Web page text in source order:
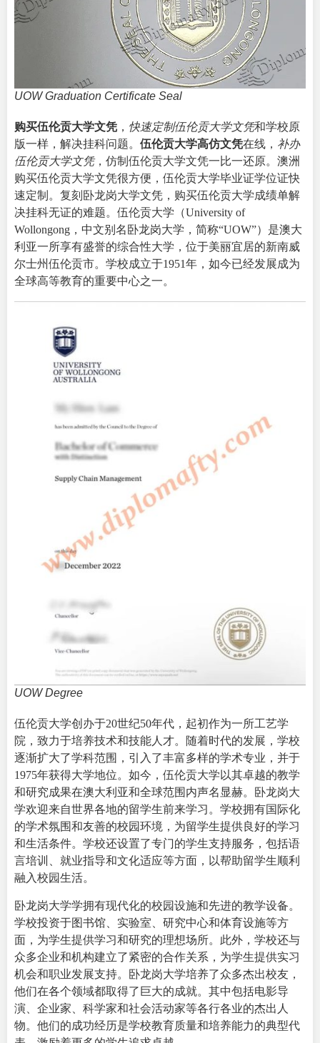
UOW Graduation Certificate Seal
购买伍伦贡大学文凭 ， 快速定制伍伦贡大学文凭和学校原
版一样，解决挂科问题。 伍伦贡大学高仿文凭在线， 补办
伍伦贡大学文凭，仿制伍伦贡大学文凭一比一还原。澳洲
购买伍伦贡大学文凭很方便，伍伦贡大学毕业证学位证快
速定制。复刻卧龙岗大学文凭， 购买伍伦贡大学成绩单解
决挂科无证的难题。伍伦贡大学（University of
Wollongong ，中文别名卧龙岗大学，简称“UOW”）是澳大
利亚一所享有盛誉的综合性大学，位于美丽宜居的新南威
尔士州伍伦贡市。学校成立于1951年，如今已经发展成为
全球高等教育的重要中心之一。
UOW Degree
伍伦贡大学创办于20世纪50年代，起初作为一所工艺学
院，致力于培养技术和技能人才。随着时代的发展，学校
逐渐扩大了学科范围，引入了丰富多样的学术专业，并于
1975年获得大学地位。如今，伍伦贡大学以其卓越的教学
和研究成果在澳大利亚和全球范围内声名显赫。
卧龙岗大
学欢迎来自世界各地的留学生前来学习。学校拥有国际化
的学术氛围和友善的校园环境，为留学生提供良好的学习
和生活条件。学校还设置了专门的学生支持服务，包括语
言培训、就业指导和文化适应等方面，以帮助留学生顺利
融入校园生活。
卧龙岗大学学拥有现代化的校园设施和先进的教学设备。
学校投资于图书馆、实验室、研究中心和体育设施等方
面，为学生提供学习和研究的理想场所。此外，学校还与
众多企业和机构建立了紧密的合作关系，为学生提供实习
机会和职业发展支持。
卧龙岗大学培养了众多杰出校友，
他们在各个领域都取得了巨大的成就。其中包括电影导
演、企业家、科学家和社会活动家等各行各业的杰出人
物。他们的成功经历是学校教育质量和培养能力的典型代